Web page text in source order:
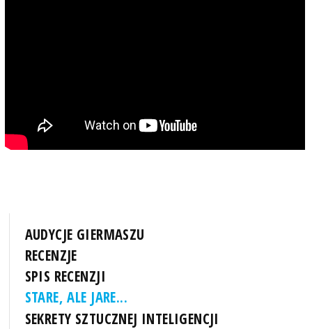
AUDYCJE GIERMASZU
RECENZJE
SPIS RECENZJI
STARE, ALE JARE...
SEKRETY SZTUCZNEJ INTELIGENCJI